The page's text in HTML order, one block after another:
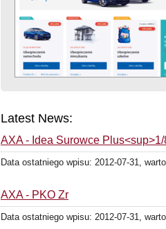
Latest News:
AXA - Idea Surowce
Data ostatniego wpisu: 2012-07-31,
AXA - PKO Zr
Data ostatniego wpisu: 2012-07-31,